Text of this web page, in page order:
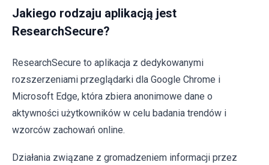
Jakiego rodzaju aplikacją jest
ResearchSecure?
ResearchSecure to aplikacja z dedykowanymi
rozszerzeniami przeglądarki dla Google Chrome i
Microsoft Edge, która zbiera anonimowe dane o
aktywności użytkowników w celu badania trendów i
wzorców zachowań online.
Działania związane z gromadzeniem informacji przez